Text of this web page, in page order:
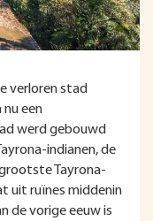
verloren stad
nu een
werd gebouwd
indianen, de
Tayrona-
uit ruïnes middenin
de vorige eeuw is